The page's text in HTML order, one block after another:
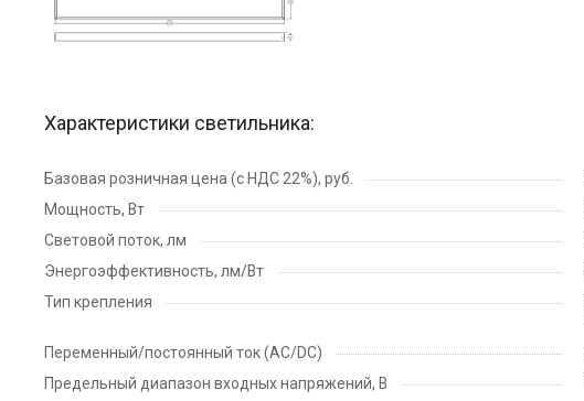
Характеристики светильника:
Базовая розничная цена (с НДС 22%), руб.
Мощность, Вт
Световой поток, лм
Энергоэффективность, лм/Вт
Тип крепления
Переменный/постоянный ток (AC/DC)
Предельный диапазон входных напряжений, В